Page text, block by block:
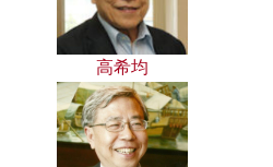
高希均